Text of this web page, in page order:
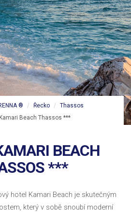
® Řecko
Thassos
Beach Thassos ***
BEACH
***
hotel Kamari Beach je skutečným
který v sobě snoubí moderní